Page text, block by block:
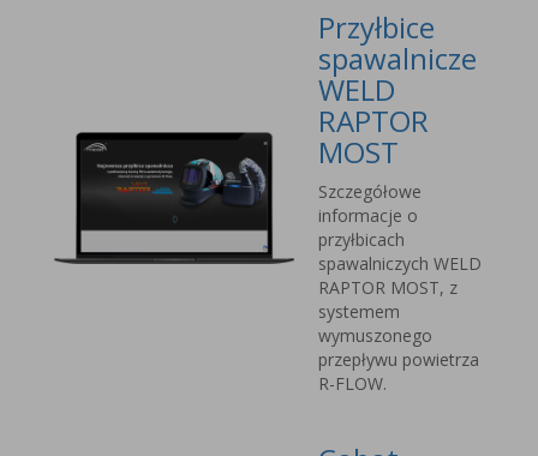
Przyłbice
spawalnicze
WELD
RAPTOR
MOST
Szczegółowe
informacje o
przyłbicach
spawalniczych WELD
RAPTOR MOST, z
systemem
wymuszonego
przepływu powietrza
R-FLOW.